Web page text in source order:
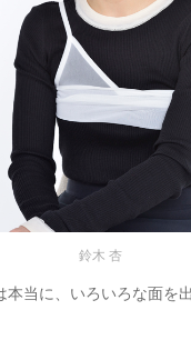
鈴木 杏
当に、いろいろな面を